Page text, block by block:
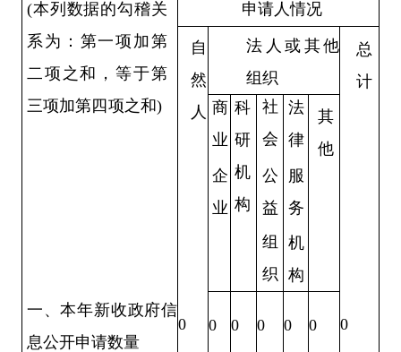
(本列数据的勾稽关
系为：第一项加第
二项之和，等于第
三项加第四项之和)
申请人情况
自
然
人
法人或其他
组织
总
计
商
业
企
业
科
研
机
构
社
会
公
益
组
织
法
律
服
务
机
构
其
他
一、本年新收政府信
息公开申请数量
0 0 0 0 0 0 0